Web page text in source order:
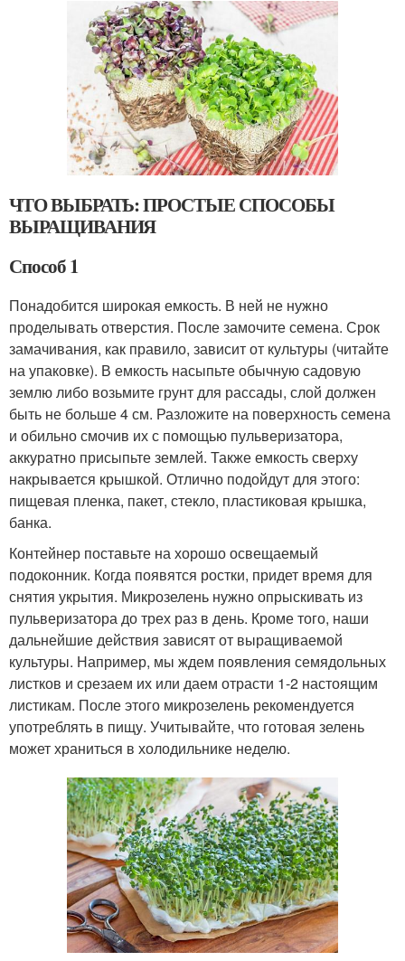
ЧТО ВЫБРАТЬ: ПРОСТЫЕ СПОСОБЫ
ВЫРАЩИВАНИЯ
Способ 1
Понадобится широкая емкость. В ней не нужно
проделывать отверстия. После замочите семена. Срок
замачивания, как правило, зависит от культуры (читайте
на упаковке). В емкость насыпьте обычную садовую
землю либо возьмите грунт для рассады, слой должен
быть не больше 4 см. Разложите на поверхность семена
и обильно смочив их с помощью пульверизатора,
аккуратно присыпьте землей. Также емкость сверху
накрывается крышкой. Отлично подойдут для этого:
пищевая пленка, пакет, стекло, пластиковая крышка,
банка.
Контейнер поставьте на хорошо освещаемый
подоконник. Когда появятся ростки, придет время для
снятия укрытия. Микрозелень нужно опрыскивать из
пульверизатора до трех раз в день. Кроме того, наши
дальнейшие действия зависят от выращиваемой
культуры. Например, мы ждем появления семядольных
листков и срезаем их или даем отрасти 1-2 настоящим
листикам. После этого микрозелень рекомендуется
употреблять в пищу. Учитывайте, что готовая зелень
может храниться в холодильнике неделю.